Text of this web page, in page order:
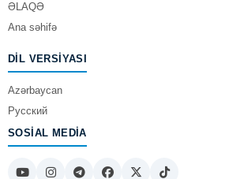
ƏLAQƏ
Ana səhifə
DIL VERSIYASI
Azərbaycan
Русский
SOSIAL MEDIA